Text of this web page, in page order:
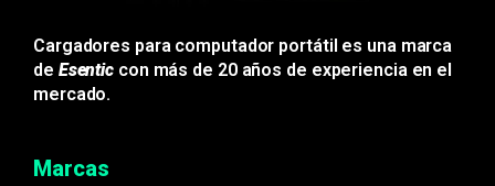
Cargadores para computador portátil es una marca
de Esentic con más de 20 años de experiencia en el
mercado.
Marcas